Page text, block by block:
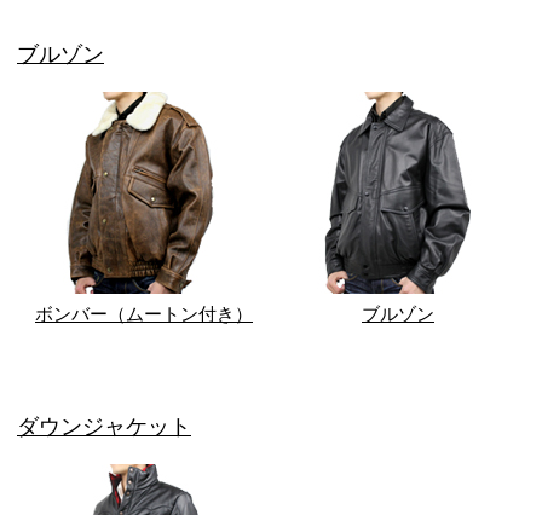
ブルゾン
ボンバー（ムートン付き） ブルゾン
ダウンジャケット